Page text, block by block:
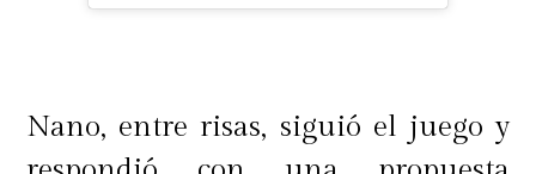
Nano, entre risas, siguió el juego y